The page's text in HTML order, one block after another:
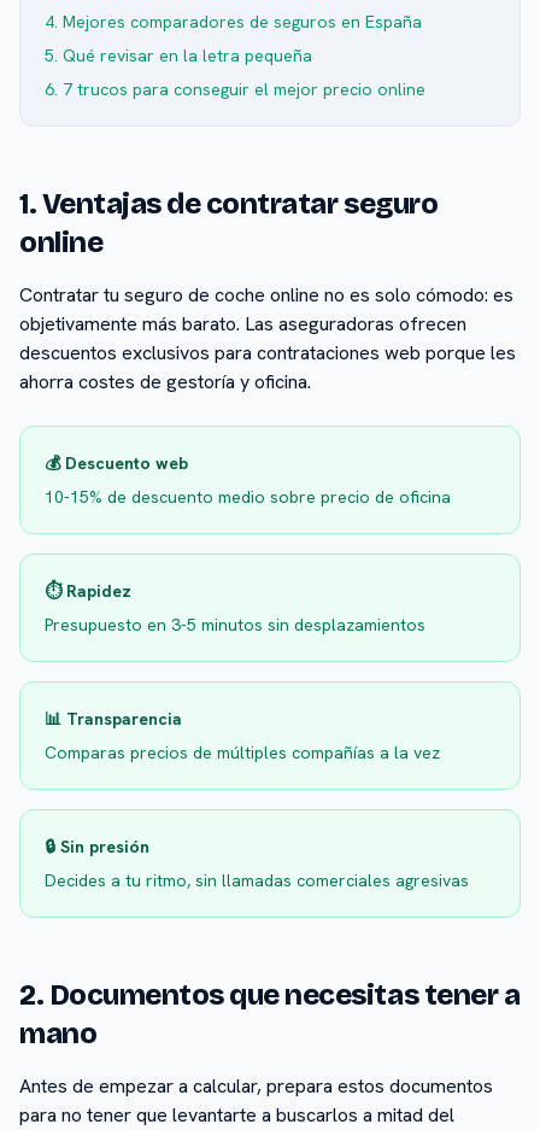
4. Mejores comparadores de seguros en España
5. Qué revisar en la letra pequeña
6. 7 trucos para conseguir el mejor precio online
1. Ventajas de contratar seguro
online
Contratar tu seguro de coche online no es solo cómodo: es
objetivamente más barato. Las aseguradoras ofrecen
descuentos exclusivos para contrataciones web porque les
ahorra costes de gestoría y oficina.
💰 Descuento web
10-15% de descuento medio sobre precio de oficina
⏱️ Rapidez
Presupuesto en 3-5 minutos sin desplazamientos
📊 Transparencia
Comparas precios de múltiples compañías a la vez
🔒 Sin presión
Decides a tu ritmo, sin llamadas comerciales agresivas
2. Documentos que necesitas tener a
mano
Antes de empezar a calcular, prepara estos documentos
para no tener que levantarte a buscarlos a mitad del